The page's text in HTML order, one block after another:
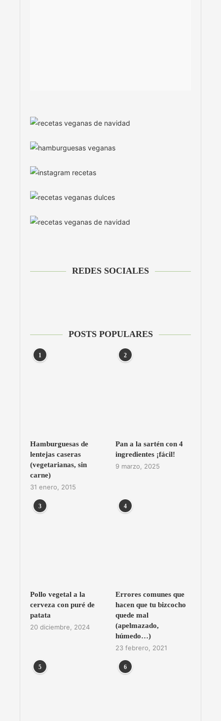
REDES SOCIALES
POSTS POPULARES
1
Hamburguesas de
lentejas caseras
(vegetarianas, sin
carne)
31 enero, 2015
2
Pan a la sartén con 4
ingredientes ¡fácil!
9 marzo, 2025
3
Pollo vegetal a la
cerveza con puré de
patata
20 diciembre, 2024
4
Errores comunes que
hacen que tu bizcocho
quede mal
(apelmazado,
húmedo…)
23 febrero, 2021
5 6